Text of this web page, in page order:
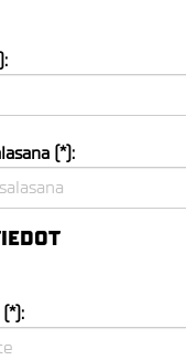
(*):